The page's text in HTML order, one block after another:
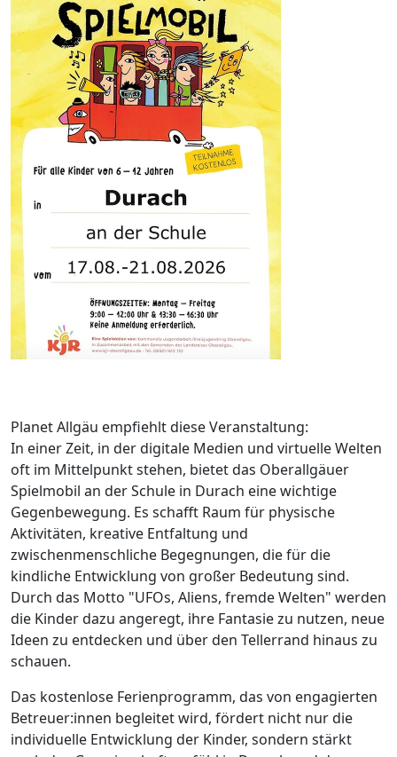
Planet Allgäu empfiehlt diese Veranstaltung:
In einer Zeit, in der digitale Medien und virtuelle Welten
oft im Mittelpunkt stehen, bietet das Oberallgäuer
Spielmobil an der Schule in Durach eine wichtige
Gegenbewegung. Es schafft Raum für physische
Aktivitäten, kreative Entfaltung und
zwischenmenschliche Begegnungen, die für die
kindliche Entwicklung von großer Bedeutung sind.
Durch das Motto "UFOs, Aliens, fremde Welten" werden
die Kinder dazu angeregt, ihre Fantasie zu nutzen, neue
Ideen zu entdecken und über den Tellerrand hinaus zu
schauen.
Das kostenlose Ferienprogramm, das von engagierten
Betreuer:innen begleitet wird, fördert nicht nur die
individuelle Entwicklung der Kinder, sondern stärkt